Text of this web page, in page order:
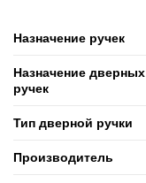
Назначение ручек
Назначение дверных
ручек
Тип дверной ручки
Производитель